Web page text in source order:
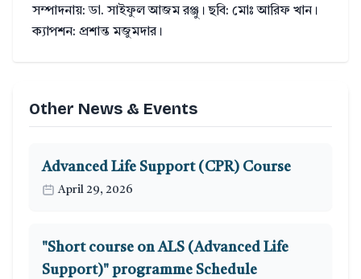
সম্পাদনায়: ডা. সাইফুল আজম রঞ্জু। ছবি: মোঃ আরিফ খান।
ক্যাপশন: প্রশান্ত মজুমদার।
Other News & Events
Advanced Life Support (CPR) Course
April 29, 2026
"Short course on ALS (Advanced Life
Support)" programme Schedule